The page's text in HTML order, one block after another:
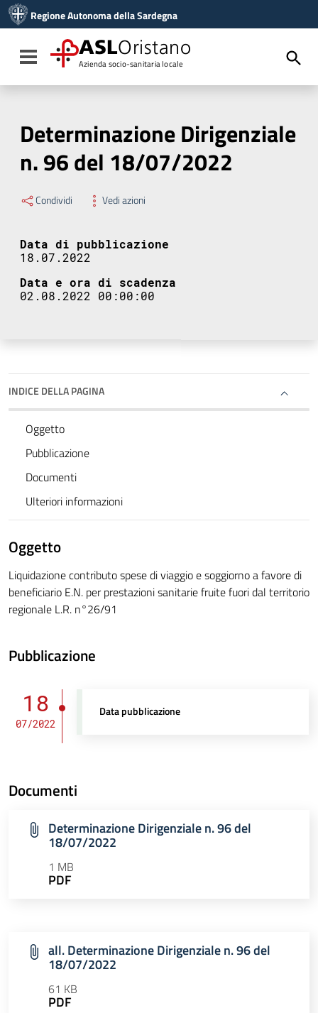
Vai al menu di navigazione
Vai al footer
Regione Autonoma della Sardegna
Toggle navigation
ASLOristano
Azienda socio-sanitaria locale
Determinazione Dirigenziale
n. 96 del 18/07/2022
Condividi Vedi azioni
Data di pubblicazione
18.07.2022
Data e ora di scadenza
02.08.2022 00:00:00
INDICE DELLA PAGINA
Oggetto
Pubblicazione
Documenti
Ulteriori informazioni
Oggetto
Liquidazione contributo spese di viaggio e soggiorno a favore di
beneficiario E.N. per prestazioni sanitarie fruite fuori dal territorio
regionale L.R. n°26/91
Pubblicazione
18
07/2022
Data pubblicazione
Documenti
Determinazione Dirigenziale n. 96 del
18/07/2022
1 MB
PDF
all. Determinazione Dirigenziale n. 96 del
18/07/2022
61 KB
PDF